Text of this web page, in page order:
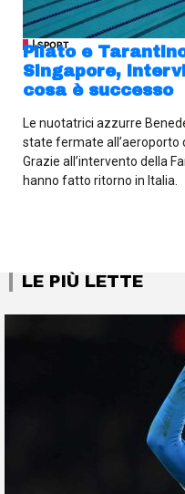
| SPORT
Pilato e
Singapore,
cosa è successo
Le nuotatrici azzurre
state fermate all’aeroporto
Grazie all’intervento della
hanno fatto ritorno in Italia.
LE PIÙ LETTE